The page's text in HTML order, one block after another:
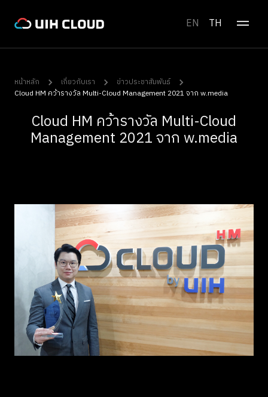
EN TH
หน้าหลัก เกี่ยวกับเรา
ข่าวประชาสัมพันธ์
Cloud HM คว้ารางวัล Multi-Cloud Management 2021 จาก w.media
Cloud HM คว้ารางวัล Multi-Cloud
Management 2021 จาก w.media